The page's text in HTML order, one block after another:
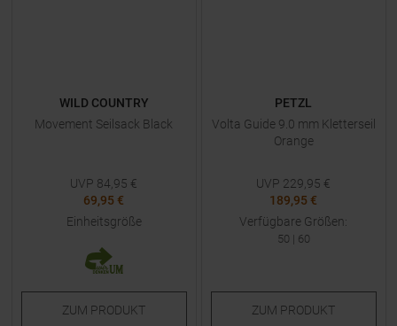
WILD COUNTRY
Movement Seilsack Black
UVP 84,95 €
69,95 €
Einheitsgröße
ZUM PRODUKT
PETZL
Volta Guide 9.0 mm Kletterseil
Orange
UVP 229,95 €
189,95 €
Verfügbare Größen:
50 | 60
ZUM PRODUKT